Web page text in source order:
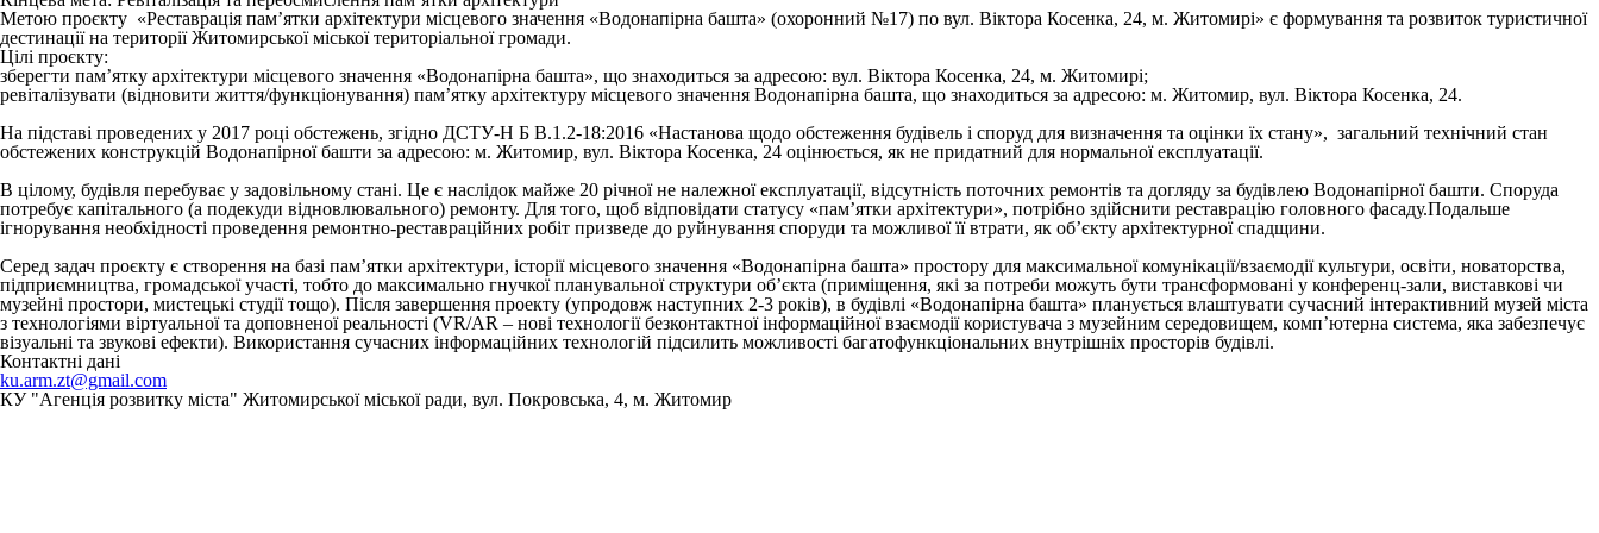
Метою проєкту «Реставрація пам’ятки архітектури місцевого значення «Водонапірна башта» (охоронний №17) по вул. Віктора Косенка, 24, м. Житомирі» є формування та розвиток туристичної
дестинації на території Житомирської міської територіальної громади.
Цілі проєкту:
зберегти пам’ятку архітектури місцевого значення «Водонапірна башта», що знаходиться за адресою: вул. Віктора Косенка, 24, м. Житомирі;
ревіталізувати (відновити життя/функціонування) пам’ятку архітектуру місцевого значення Водонапірна башта, що знаходиться за адресою: м. Житомир, вул. Віктора Косенка, 24.
На підставі проведених у 2017 році обстежень, згідно ДСТУ-Н Б В.1.2-18:2016 «Настанова щодо обстеження будівель і споруд для визначення та оцінки їх стану», загальний технічний стан
обстежених конструкцій Водонапірної башти за адресою: м. Житомир, вул. Віктора Косенка, 24 оцінюється, як не придатний для нормальної експлуатації.
В цілому, будівля перебуває у задовільному стані. Це є наслідок майже 20 річної не належної експлуатації, відсутність поточних ремонтів та догляду за будівлею Водонапірної башти. Споруда
потребує капітального (а подекуди відновлювального) ремонту. Для того, щоб відповідати статусу «пам’ятки архітектури», потрібно здійснити реставрацію головного фасаду.Подальше
ігнорування необхідності проведення ремонтно-реставраційних робіт призведе до руйнування споруди та можливої її втрати, як об’єкту архітектурної спадщини.
Серед задач проєкту є створення на базі пам’ятки архітектури, історії місцевого значення «Водонапірна башта» простору для максимальної комунікації/взаємодії культури, освіти, новаторства,
підприємництва, громадської участі, тобто до максимально гнучкої планувальної структури об’єкта (приміщення, які за потреби можуть бути трансформовані у конференц-зали, виставкові чи
музейні простори, мистецькі студії тощо). Після завершення проекту (упродовж наступних 2-3 років), в будівлі «Водонапірна башта» планується влаштувати сучасний інтерактивний музей міста
з технологіями віртуальної та доповненої реальності (VR/AR – нові технології безконтактної інформаційної взаємодії користувача з музейним середовищем, комп’ютерна система, яка забезпечує
візуальні та звукові ефекти). Використання сучасних інформаційних технологій підсилить можливості багатофункціональних внутрішніх просторів будівлі.
Контактні дані
ku.arm.zt@gmail.com
КУ "Агенція розвитку міста" Житомирської міської ради, вул. Покровська, 4, м. Житомир